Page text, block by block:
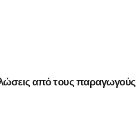
από τους παραγωγούς